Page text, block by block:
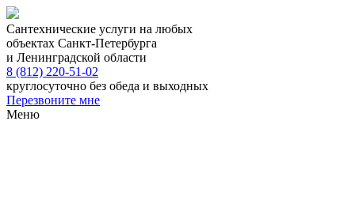
Сантехнические услуги на любых
объектах Санкт-Петербурга
и Ленинградской области
8 (812) 220-51-02
круглосуточно без обеда и выходных
Перезвоните мне
Меню